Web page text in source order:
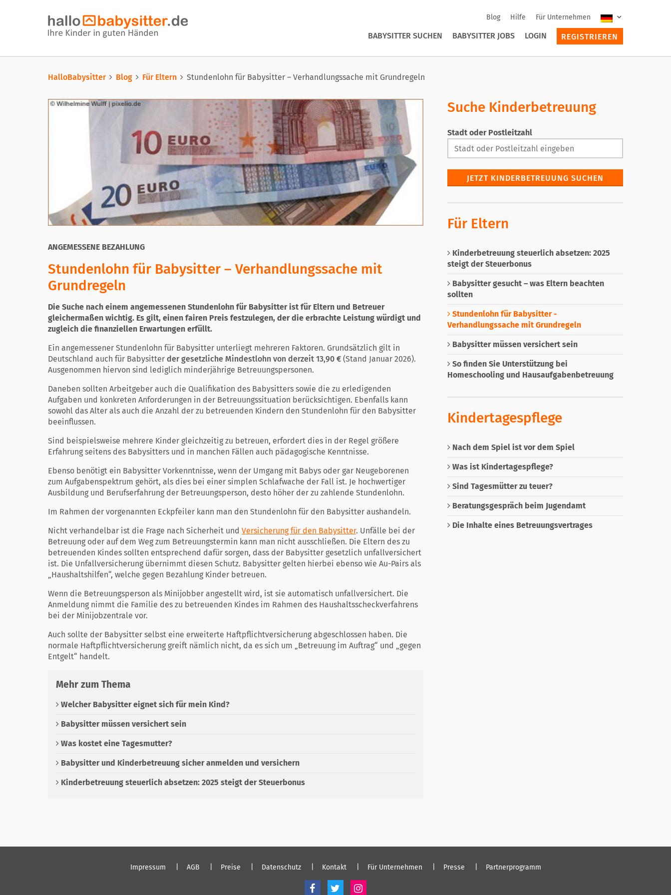
Blog Hilfe Für Unternehmen
BABYSITTER SUCHEN BABYSITTER JOBS LOGIN REGISTRIEREN
HalloBabysitter Blog Für Eltern Stundenlohn für Babysitter – Verhandlungssache mit Grundregeln
Suche Kinderbetreuung
Stadt oder Postleitzahl
JETZT KINDERBETREUUNG SUCHEN
Für Eltern
Kinderbetreuung steuerlich absetzen: 2025
steigt der Steuerbonus
Babysitter gesucht – was Eltern beachten
sollten
Stundenlohn für Babysitter -
Verhandlungssache mit Grundregeln
Babysitter müssen versichert sein
So finden Sie Unterstützung bei
Homeschooling und Hausaufgabenbetreuung
Kindertagespflege
Nach dem Spiel ist vor dem Spiel
Was ist Kindertagespflege?
Sind Tagesmütter zu teuer?
Beratungsgespräch beim Jugendamt
Die Inhalte eines Betreuungsvertrages
ANGEMESSENE BEZAHLUNG
Stundenlohn für Babysitter – Verhandlungssache mit
Grundregeln
Die Suche nach einem angemessenen Stundenlohn für Babysitter ist für Eltern und Betreuer
gleichermaßen wichtig. Es gilt, einen fairen Preis festzulegen, der die erbrachte Leistung würdigt und
zugleich die finanziellen Erwartungen erfüllt.
Ein angemessener Stundenlohn für Babysitter unterliegt mehreren Faktoren. Grundsätzlich gilt in
Deutschland auch für Babysitter der gesetzliche Mindestlohn von derzeit 13,90 € (Stand Januar 2026).
Ausgenommen hiervon sind lediglich minderjährige Betreuungspersonen.
Daneben sollten Arbeitgeber auch die Qualifikation des Babysitters sowie die zu erledigenden
Aufgaben und konkreten Anforderungen in der Betreuungssituation berücksichtigen. Ebenfalls kann
sowohl das Alter als auch die Anzahl der zu betreuenden Kindern den Stundenlohn für den Babysitter
beeinflussen.
Sind beispielsweise mehrere Kinder gleichzeitig zu betreuen, erfordert dies in der Regel größere
Erfahrung seitens des Babysitters und in manchen Fällen auch pädagogische Kenntnisse.
Ebenso benötigt ein Babysitter Vorkenntnisse, wenn der Umgang mit Babys oder gar Neugeborenen
zum Aufgabenspektrum gehört, als dies bei einer simplen Schlafwache der Fall ist. Je hochwertiger
Ausbildung und Berufserfahrung der Betreuungsperson, desto höher der zu zahlende Stundenlohn.
Im Rahmen der vorgenannten Eckpfeiler kann man den Stundenlohn für den Babysitter aushandeln.
Nicht verhandelbar ist die Frage nach Sicherheit und Versicherung für den Babysitter. Unfälle bei der
Betreuung oder auf dem Weg zum Betreuungstermin kann man nicht ausschließen. Die Eltern des zu
betreuenden Kindes sollten entsprechend dafür sorgen, dass der Babysitter gesetzlich unfallversichert
ist. Die Unfallversicherung übernimmt diesen Schutz. Babysitter gelten hierbei ebenso wie Au-Pairs als
„Haushaltshilfen“, welche gegen Bezahlung Kinder betreuen.
Wenn die Betreuungsperson als Minijobber angestellt wird, ist sie automatisch unfallversichert. Die
Anmeldung nimmt die Familie des zu betreuenden Kindes im Rahmen des Haushaltsscheckverfahrens
bei der Minijobzentrale vor.
Auch sollte der Babysitter selbst eine erweiterte Haftpflichtversicherung abgeschlossen haben. Die
normale Haftpflichtversicherung greift nämlich nicht, da es sich um „Betreuung im Auftrag“ und „gegen
Entgelt“ handelt.
Mehr zum Thema
Welcher Babysitter eignet sich für mein Kind?
Babysitter müssen versichert sein
Was kostet eine Tagesmutter?
Babysitter und Kinderbetreuung sicher anmelden und versichern
Kinderbetreuung steuerlich absetzen: 2025 steigt der Steuerbonus
Impressum AGB Preise Datenschutz Kontakt Für Unternehmen Presse Partnerprogramm